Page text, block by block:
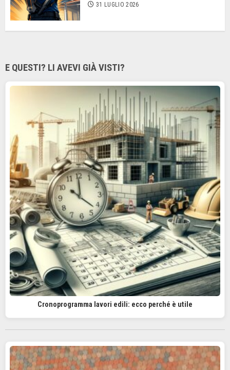
31 LUGLIO 2026
E QUESTI? LI AVEVI GIÀ VISTI?
Cronoprogramma lavori edili: ecco perché è utile